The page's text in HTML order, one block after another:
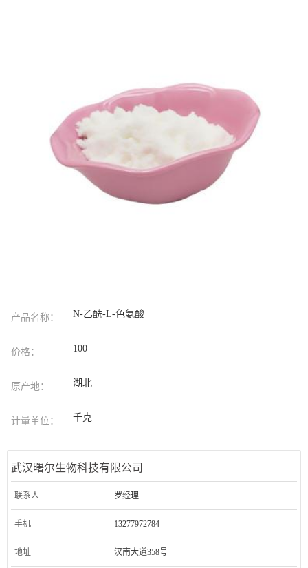
产品名称： N-乙酰-L-色氨酸
价格： 100
原产地： 湖北
计量单位： 千克
武汉曙尔生物科技有限公司
联系人 罗经理
手机 13277972784
地址 汉南大道358号